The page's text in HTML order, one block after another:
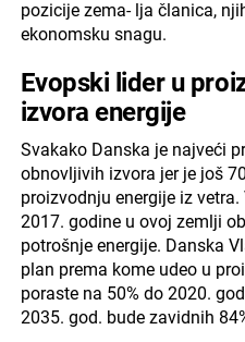
pozicije zema- lja članica,
ekonomsku snagu.
Evopski lider u
izvora energije
Svakako Danska je najveći
obnovljivih izvora jer je još
proizvodnju energije iz
2017. godine u ovoj zemlji
potrošnje energije. Danska
plan prema kome udeo u
poraste na 50% do 2020.
2035. god. bude zavidnih